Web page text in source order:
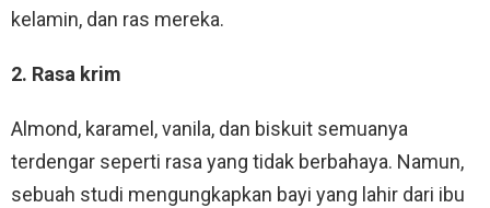
kelamin, dan ras mereka.
2. Rasa krim
Almond, karamel, vanila, dan biskuit semuanya
terdengar seperti rasa yang tidak berbahaya. Namun,
sebuah studi mengungkapkan bayi yang lahir dari ibu